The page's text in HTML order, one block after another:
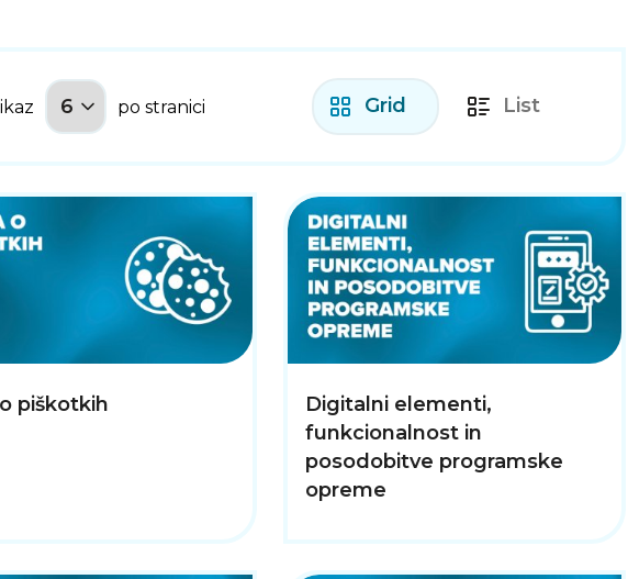
po stranici Grid List
piškotkih
Digitalni elementi,
funkcionalnost in
posodobitve programske
opreme